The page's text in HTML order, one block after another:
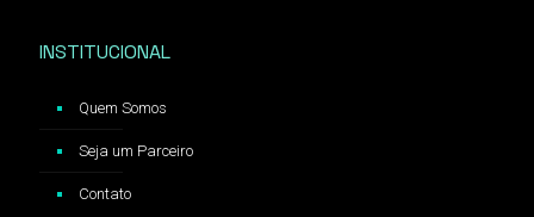
INSTITUCIONAL
Quem Somos
Seja um Parceiro
Contato